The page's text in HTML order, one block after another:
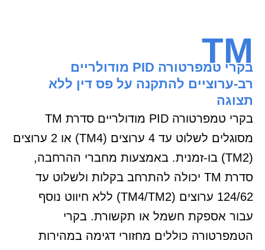
TM
בקרי טמפרטורה PID מודולריים
רב-ערוציים להתקנה על פס דין ללא
תצוגה
בקרי טמפרטורה PID מודולריים סדרת TM
מסוגלים לשלוט עד 4 ערוצים (TM4) או 2 ערוצים
(TM2) בו-זמנית. באמצעות מחברי ההרחבה,
סדרת TM יכולה להתרחב בקלות ולשלוט עד
124/62 ערוצים (TM4/TM2) ללא חיווט נוסף
עבור אספקת חשמל או תקשורת. בקרי
הטמפרטורה כוללים מחזורי דגימה במהירות